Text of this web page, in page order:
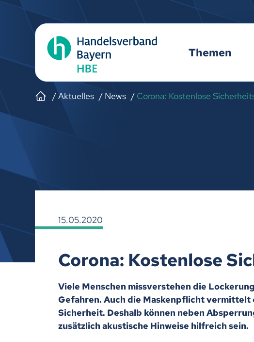
Themen
Aktuelles News Corona: Kostenlose
15.05.2020
Corona: Kostenlose
Viele Menschen missverstehen die
Gefahren. Auch die Maskenpflicht vermittelt
Sicherheit. Deshalb können neben
zusätzlich akustische Hinweise hilfreich sein.